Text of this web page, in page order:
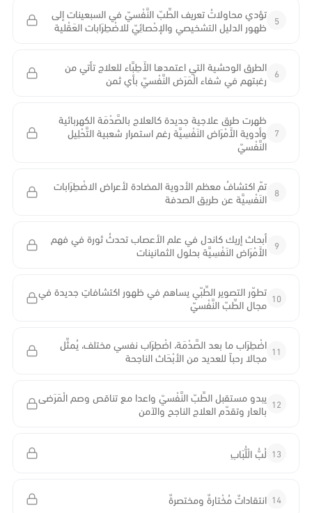
5 تؤدي محاولاتُ تعريف الطِّبّ النَّفْسيّ في السبعينات إلى
ظهور الدليل التشخيصي والإحْصائِيّ للاضْطِرَابات العَقْلية
6 الطرق الوحشية التي اعتمدها الأَطِبَّاء للعلاج تأتي من
رغبتهم في شفاء الْمَرَض النَّفْسيّ بأي ثمن
7
ظهرت طرق علاجية جديدة كالعلاج بالصَّدْمَة الكهربائية
وأدوية الأَمْرَاض النَفْسِيَّة رغم استمرار شعبية التَّحْلِيل
النَّفْسيّ
8 تمّ اكتشافُ معظم الأدوية المضادة لأعراض الاضْطِرَابات
النَفْسِيَّة عن طريق الصدفة
9 أبحاث إريك كاندل في علم الأعصاب تحدثُ ثورة في فهم
الأَمْرَاض النَفْسِيَّة بحلول الثمانينات
10 تطوّر التصوير الطِّبّي يساهم في ظهور اكتشافاتٍ جديدة في
مجال الطِّبّ النَّفْسيّ
11 اضْطِرَاب ما بعد الصَّدْمَة، اضْطِرَاب نفسي مختلف، يُمثِّل
مجالا رحباً للعديد من الأبْحَاث الناجحة
12 يبدو مستقبل الطِّبّ النَّفْسيّ واعدا مع تناقص وصم الْمَرَضى
بالعار وتقدّم العلاج الناجح والآمن
13 لُبُّ الْلُّبَابِ
14 انتقاداتٌ مُخْتارةٌ ومختصرةٌ